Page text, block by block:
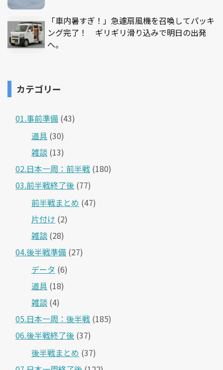
「車内暑すぎ！」急遽扇風機を召喚してパッキ
ング完了！ ギリギリ滑り込みで明日の出発
へ。
カテゴリー
01.事前準備 (43)
道具 (30)
雑談 (13)
02.日本一周：前半戦 (180)
03.前半戦終了後 (77)
前半戦まとめ (47)
片付け (2)
雑談 (28)
04.後半戦準備 (27)
データ (6)
道具 (18)
雑談 (4)
05.日本一周：後半戦 (185)
06.後半戦終了後 (37)
後半戦まとめ (37)